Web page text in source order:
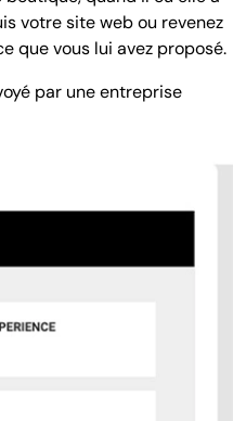
votre site web ou revenez
que vous lui avez proposé.
par une entreprise